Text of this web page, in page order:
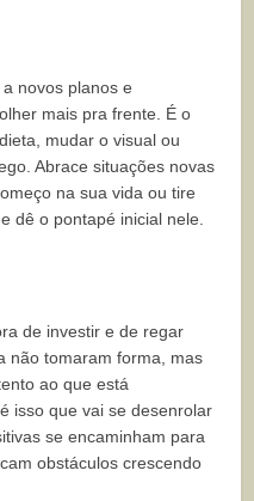
novos planos e
mais pra frente. É o
mudar o visual ou
Abrace situações novas
na sua vida ou tire
dê o pontapé inicial nele.
de investir e de regar
não tomaram forma, mas
ao que está
isso que vai se desenrolar
se encaminham para
obstáculos crescendo